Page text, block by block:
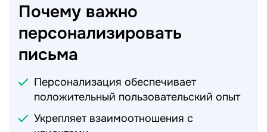
Почему важно
персонализировать
письма
Персонализация обеспечивает
положительный пользовательский опыт
Укрепляет взаимоотношения с